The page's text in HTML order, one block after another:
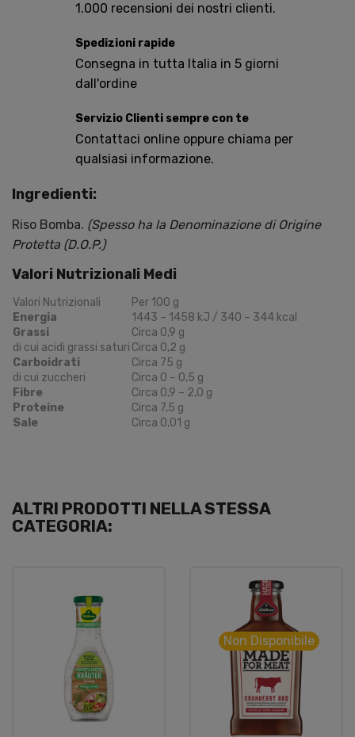
1.000 recensioni dei nostri clienti.
Spedizioni rapide
Consegna in tutta Italia in 5 giorni
dall'ordine
Servizio Clienti sempre con te
Contattaci online oppure chiama per
qualsiasi informazione.
Ingredienti:
Riso Bomba. (Spesso ha la Denominazione di Origine
Protetta (D.O.P.)
Valori Nutrizionali Medi
Valori Nutrizionali
Per 100 g
Energia
1443 – 1458 kJ / 340 – 344 kcal
Grassi
Circa 0,9 g
di cui acidi grassi saturi Circa 0,2 g
Carboidrati
Circa 75 g
di cui zuccheri
Circa 0 – 0,5 g
Fibre
Circa 0,9 – 2,0 g
Proteine
Circa 7,5 g
Sale
Circa 0,01 g
ALTRI PRODOTTI NELLA STESSA
CATEGORIA:
Non Disponibile